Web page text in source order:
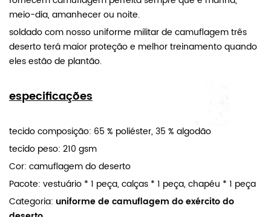
meio-dia, amanhecer ou noite.
soldado com nosso uniforme militar de camuflagem três
deserto terá maior proteção e melhor treinamento quando
eles estão de plantão.
especificações
tecido composição: 65 % poliéster, 35 % algodão
tecido peso: 210 gsm
Cor: camuflagem do deserto
Pacote: vestuário * 1 peça, calças * 1 peça, chapéu * 1 peça
Categoria: uniforme de camuflagem do exército do